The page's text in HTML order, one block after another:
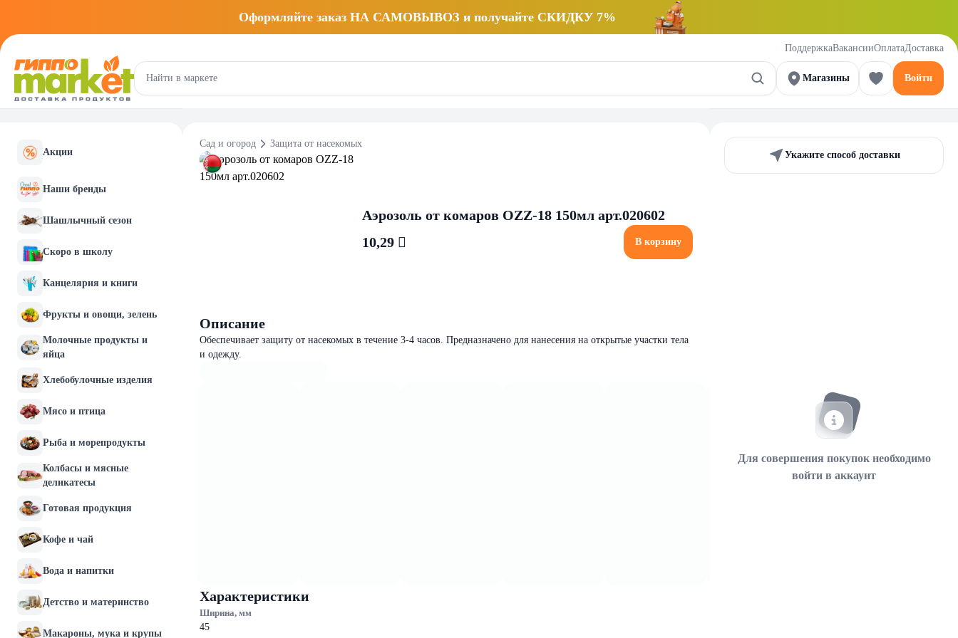
Оформляйте заказ НА САМОВЫВОЗ и получайте СКИДКУ 7%
ПоддержкаВакансииОплатаДоставка
Магазины Войти
Акции
Наши бренды
Шашлычный сезон
Скоро в школу
Канцелярия и книги
Фрукты и овощи, зелень
Молочные продукты и
яйца
Хлебобулочные изделия
Мясо и птица
Рыба и морепродукты
Колбасы и мясные
деликатесы
Готовая продукция
Кофе и чай
Вода и напитки
Детство и материнство
Макароны, мука и крупы
Сад и огород Защита от насекомых
Аэрозоль от комаров OZZ-18 150мл арт.020602
10,29 
В корзину
Описание
Обеспечивает защиту от насекомых в течение 3-4 часов. Предназначено для нанесения на открытые участки тела
и одежду.
Характеристики
Ширина, мм
45
Укажите способ доставки
Для совершения покупок необходимо
войти в аккаунт